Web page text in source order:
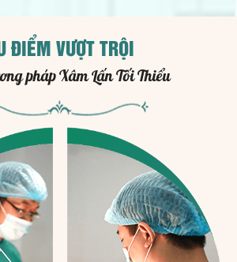
ĐIỂM VƯỢT TRỘI
pháp Xâm Lấn Tối Thiểu